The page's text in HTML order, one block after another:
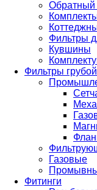
Обратный
Фильтры
Кувшины
Фильтры
Газовые
Фитинги